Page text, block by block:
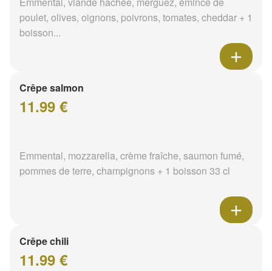
poulet, olives, oignons, poivrons, tomates, cheddar + 1
boisson...
Crêpe salmon
11.99 €
Emmental, mozzarella, crème fraîche, saumon fumé,
pommes de terre, champignons + 1 boisson 33 cl
Crêpe chili
11.99 €